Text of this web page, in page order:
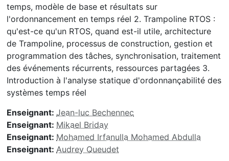
temps, modèle de base et résultats sur
l'ordonnancement en temps réel 2. Trampoline RTOS :
qu'est-ce qu'un RTOS, quand est-il utile, architecture
de Trampoline, processus de construction, gestion et
programmation des tâches, synchronisation, traitement
des événements récurrents, ressources partagées 3.
Introduction à l'analyse statique d'ordonnançabilité des
systèmes temps réel
Enseignant: Jean-luc Bechennec
Enseignant: Mikael Briday
Enseignant: Mohamed Irfanulla Mohamed Abdulla
Enseignant: Audrey Queudet